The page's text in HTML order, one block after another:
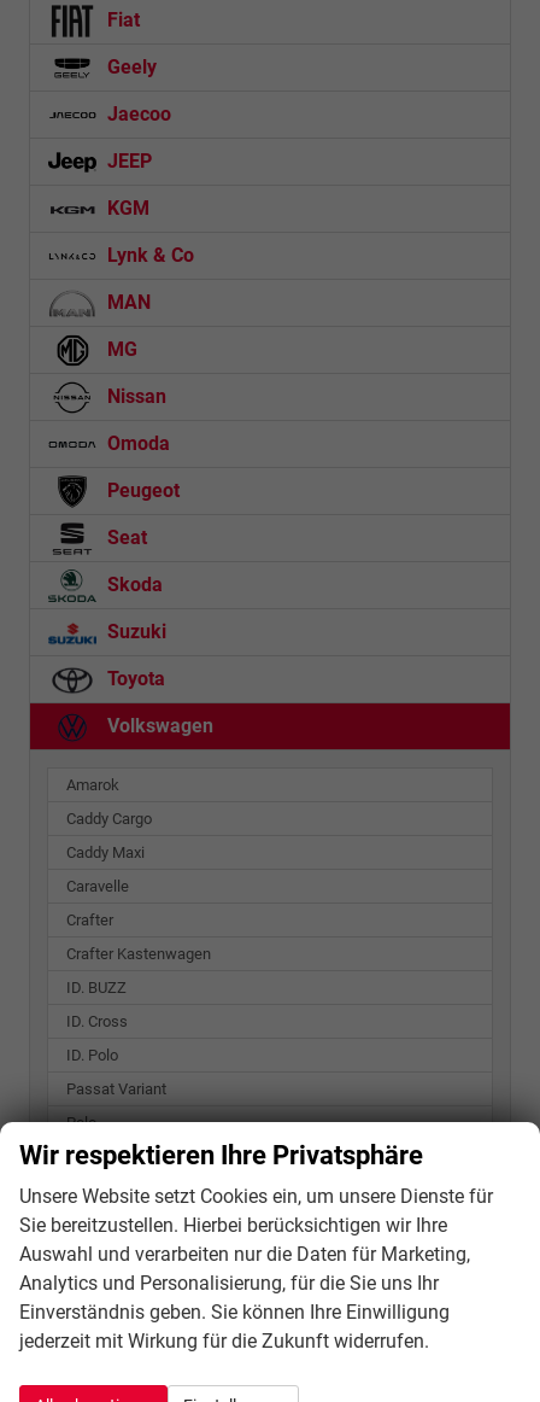
Fiat
Geely
Jaecoo
JEEP
KGM
Lynk & Co
MAN
MG
Nissan
Omoda
Peugeot
Seat
Skoda
Suzuki
Toyota
Volkswagen
Amarok
Caddy Cargo
Caddy Maxi
Caravelle
Crafter
Crafter Kastenwagen
ID. BUZZ
ID. Cross
ID. Polo
Passat Variant
Polo
T-Roc
T7 California
T7 Caravelle
T7 Multivan
Taigo
Transporter Kastenwagen
Wir respektieren Ihre Privatsphäre
Unsere Website setzt Cookies ein, um unsere Dienste für
Sie bereitzustellen. Hierbei berücksichtigen wir Ihre
Auswahl und verarbeiten nur die Daten für Marketing,
Analytics und Personalisierung, für die Sie uns Ihr
Einverständnis geben. Sie können Ihre Einwilligung
jederzeit mit Wirkung für die Zukunft widerrufen.